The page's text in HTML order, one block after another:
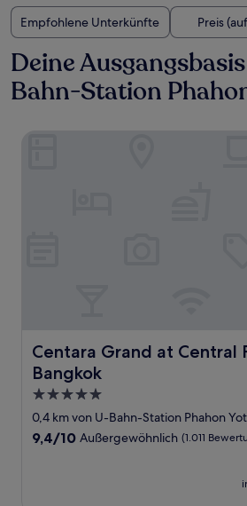
Empfohlene Unterkünfte Preis
Deine
Bahn-Station
Centara Grand at Central
Bangkok
Centara Grand at Central Plaza
5.0-
Sterne-
Unterkunft
0,4 km von U-Bahn-Station Phahon
9.4
9,4/10 Außergewöhnlich (1.011